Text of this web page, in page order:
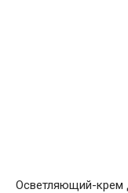
Осветляющий-крем